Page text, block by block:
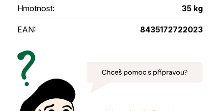
Hmotnost: 35 kg
EAN: 8435172722023